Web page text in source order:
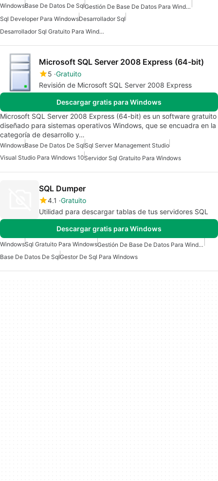
WindowsBase De Datos De Sql
Gestión De Base De Datos Para Windows
Sql Developer Para WindowsDesarrollador Sql
Desarrollador Sql Gratuito Para Windows
Microsoft SQL Server 2008 Express (64-bit)
5 Gratuito
Revisión de Microsoft SQL Server 2008 Express
Descargar gratis para Windows
Microsoft SQL Server 2008 Express (64-bit) es un software gratuito
diseñado para sistemas operativos Windows, que se encuadra en la
categoría de desarrollo y…
WindowsBase De Datos De SqlSql Server Management Studio
Visual Studio Para Windows 10Servidor Sql Gratuito Para Windows
SQL Dumper
4.1 Gratuito
Utilidad para descargar tablas de tus servidores SQL
Descargar gratis para Windows
WindowsSql Gratuito Para Windows
Gestión De Base De Datos Para Windows
Base De Datos De SqlGestor De Sql Para Windows